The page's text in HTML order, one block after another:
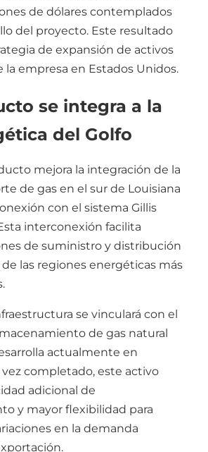
de dólares contemplados
del proyecto. Este resultado
de expansión de activos
la empresa en Estados Unidos.
se integra a la
del Golfo
mejora la integración de la
de gas en el sur de Louisiana
con el sistema Gillis
interconexión facilita
de suministro y distribución
las regiones energéticas más
se vinculará con el
de gas natural
actualmente en
vez completado, este activo
adicional de
y mayor flexibilidad para
en la demanda